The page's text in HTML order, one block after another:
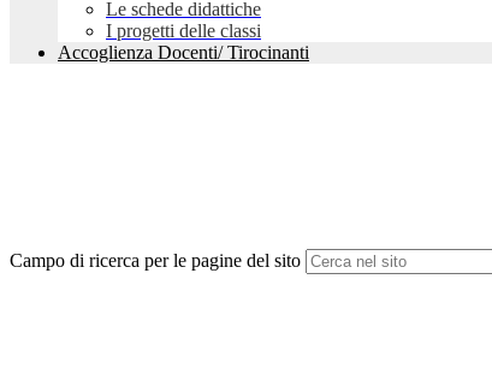
Le schede didattiche
I progetti delle classi
Accoglienza Docenti/ Tirocinanti
Campo di ricerca per le pagine del sito